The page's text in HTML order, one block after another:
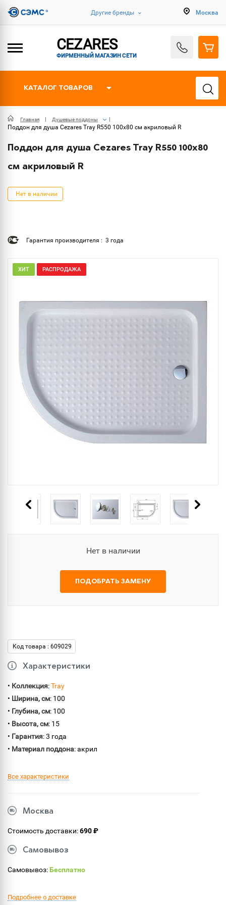
Другие бренды Москва
CEZARES
ФИРМЕННЫЙ МАГАЗИН СЕТИ
КАТАЛОГ ТОВАРОВ
Главная Душевые поддоны
Поддон для душа Cezares Tray R550 100х80 см акриловый R
Поддон для душа Cezares Tray R550 100х80
см акриловый R
Нет в наличии
Гарантия производителя : 3 года
ХИТ РАСПРОДАЖА
Нет в наличии
ПОДОБРАТЬ ЗАМЕНУ
Код товара : 609029
Характеристики
• Коллекция:Tray
• Ширина, см: 100
• Глубина, см: 100
• Высота, см: 15
• Гарантия: 3 года
• Материал поддона: акрил
Все характеристики
Москва
Стоимость доставки:690 ₽
Самовывоз
Самовывоз:Бесплатно
Подробнее о доставке